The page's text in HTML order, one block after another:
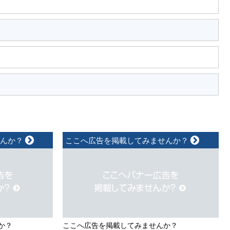
か？
？
ここへ広告を掲載してみませんか？
ここへ広告を掲載してみませんか？